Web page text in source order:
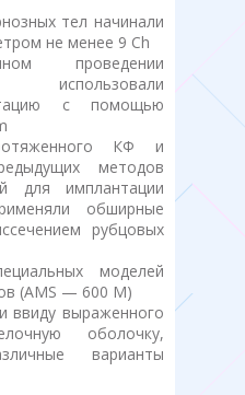
тел начинали
не менее 9 Ch
проведении
с помощью
КФ и
методов
для имплантации
обширные
рубцовых
моделей
(AMS — 600 M)
ввиду выраженного
оболочку,
варианты